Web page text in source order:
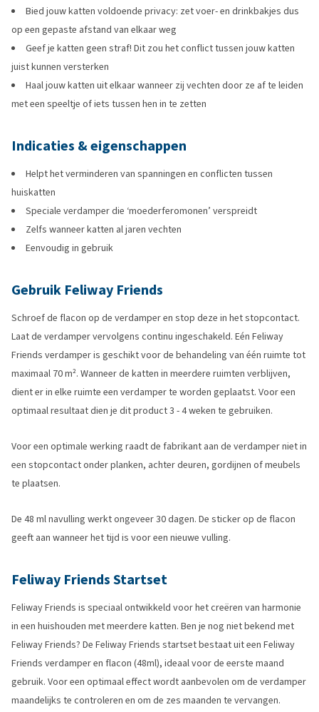
Bied jouw katten voldoende privacy: zet voer- en drinkbakjes dus
op een gepaste afstand van elkaar weg
Geef je katten geen straf! Dit zou het conflict tussen jouw katten
juist kunnen versterken
Haal jouw katten uit elkaar wanneer zij vechten door ze af te leiden
met een speeltje of iets tussen hen in te zetten
Indicaties & eigenschappen
Helpt het verminderen van spanningen en conflicten tussen
huiskatten
Speciale verdamper die ‘moederferomonen’ verspreidt
Zelfs wanneer katten al jaren vechten
Eenvoudig in gebruik
Gebruik Feliway Friends
Schroef de flacon op de verdamper en stop deze in het stopcontact.
Laat de verdamper vervolgens continu ingeschakeld. Eén Feliway
Friends verdamper is geschikt voor de behandeling van één ruimte tot
maximaal 70 m². Wanneer de katten in meerdere ruimten verblijven,
dient er in elke ruimte een verdamper te worden geplaatst. Voor een
optimaal resultaat dien je dit product 3 - 4 weken te gebruiken.
Voor een optimale werking raadt de fabrikant aan de verdamper niet in
een stopcontact onder planken, achter deuren, gordijnen of meubels
te plaatsen.
De 48 ml navulling werkt ongeveer 30 dagen. De sticker op de flacon
geeft aan wanneer het tijd is voor een nieuwe vulling.
Feliway Friends Startset
Feliway Friends is speciaal ontwikkeld voor het creëren van harmonie
in een huishouden met meerdere katten. Ben je nog niet bekend met
Feliway Friends? De Feliway Friends startset bestaat uit een Feliway
Friends verdamper en flacon (48ml), ideaal voor de eerste maand
gebruik. Voor een optimaal effect wordt aanbevolen om de verdamper
maandelijks te controleren en om de zes maanden te vervangen.